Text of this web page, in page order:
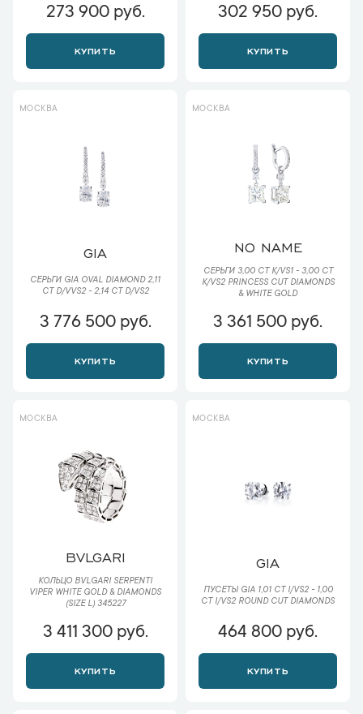
273 900 руб.
КУПИТЬ
302 950 руб.
КУПИТЬ
МОСКВА
GIA
СЕРЬГИ GIA OVAL DIAMOND 2,11
CT D/VVS2 - 2,14 CT D/VS2
3 776 500 руб.
КУПИТЬ
МОСКВА
NO NAME
СЕРЬГИ 3,00 CT K/VS1 - 3,00 CT
K/VS2 PRINCESS CUT DIAMONDS
& WHITE GOLD
3 361 500 руб.
КУПИТЬ
МОСКВА
BVLGARI
КОЛЬЦО BVLGARI SERPENTI
VIPER WHITE GOLD & DIAMONDS
(SIZE L) 345227
3 411 300 руб.
КУПИТЬ
МОСКВА
GIA
ПУСЕТЫ GIA 1,01 CT I/VS2 - 1,00
CT I/VS2 ROUND CUT DIAMONDS
464 800 руб.
КУПИТЬ